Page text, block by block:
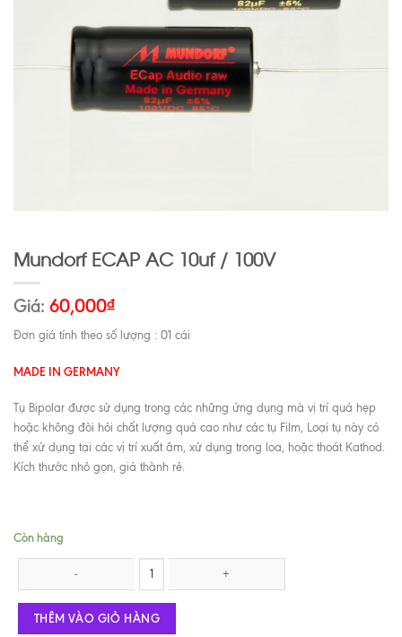
Mundorf ECAP AC 10uf / 100V
Giá: 60,000₫
Đơn giá tính theo số lượng : 01 cái
MADE IN GERMANY
Tụ Bipolar được sử dụng trong các những ứng dụng mà vị trí quá hẹp
hoặc không đòi hỏi chất lượng quá cao như các tụ Film, Loại tụ này có
thể xử dụng tại các vị trí xuất âm, xử dụng trong loa, hoặc thoát Kathod.
Kích thước nhỏ gọn, giá thành rẻ.
Còn hàng
Mundorf ECAP AC 10uf / 100V số lượng
THÊM VÀO GIỎ HÀNG